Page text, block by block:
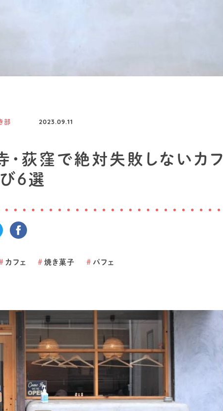
部 2023.09.11
・荻窪で絶対失敗しないカフ
6選
カフェ # 焼き菓子 # パフェ